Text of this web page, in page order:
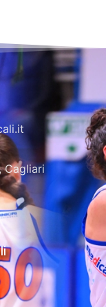
Cagliari